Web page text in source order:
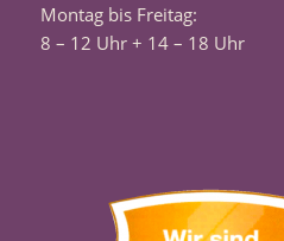
Montag bis Freitag:
8 – 12 Uhr + 14 – 18 Uhr